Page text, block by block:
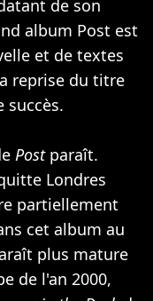
de son
album Post est
et de textes
reprise du titre
succès.
Post paraît.
Londres
partiellement
cet album au
plus mature
de l'an 2000,